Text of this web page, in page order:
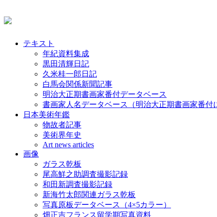
テキスト
年紀資料集成
黒田清輝日記
久米桂一郎日記
白馬会関係新聞記事
明治大正期書画家番付データベース
書画家人名データベース（明治大正期書画家番付
日本美術年鑑
物故者記事
美術界年史
Art news articles
画像
ガラス乾板
尾高鮮之助調査撮影記録
和田新調査撮影記録
新海竹太郎関連ガラス乾板
写真原板データベース（4×5カラー）
畑正吉フランス留学期写真資料